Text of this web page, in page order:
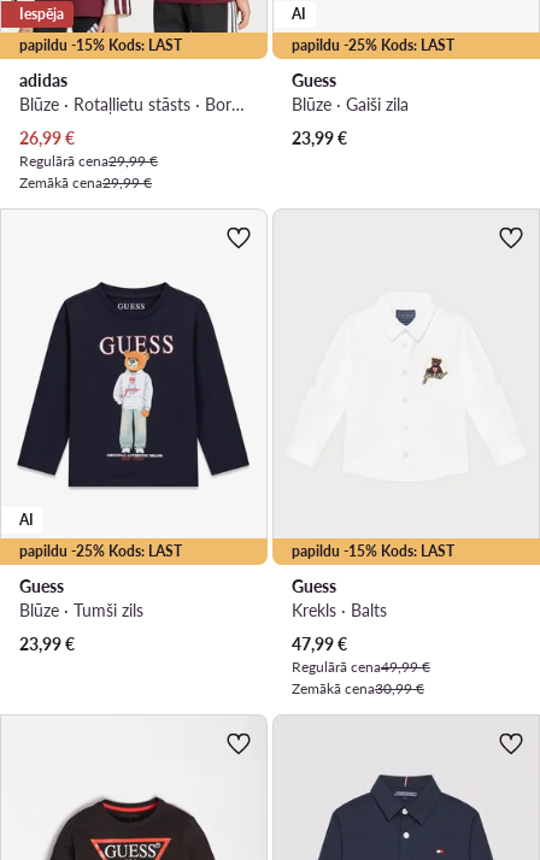
papildu -15% Kods: LAST
Iespēja
adidas
Blūze · Rotaļlietu stāsts · Bordo
Pašreizējā cena
26,99€
Regulārā cena29,99 €
Zemākā cena29,99 €
papildu -25% Kods: LAST
AI
Guess
Blūze · Gaiši zila
23,99€
papildu -25% Kods: LAST
AI
Guess
Blūze · Tumši zils
23,99€
papildu -15% Kods: LAST
Guess
Krekls · Balts
Pašreizējā cena
47,99€
Regulārā cena49,99 €
Zemākā cena30,99 €